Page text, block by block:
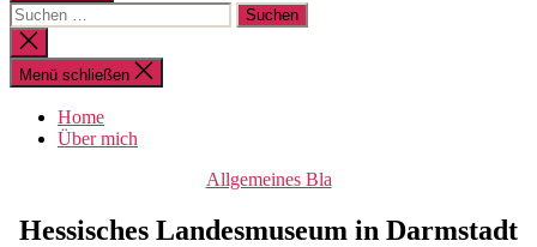
Suche
nach:
Suche
schließen
Menü schließen
Home
Über mich
Kategorien
Allgemeines Bla
Hessisches Landesmuseum in Darmstadt